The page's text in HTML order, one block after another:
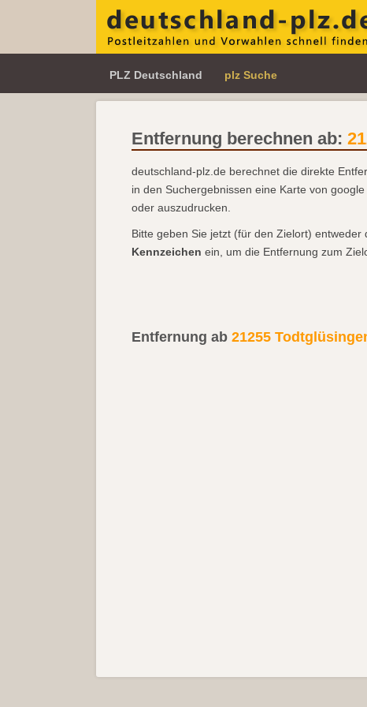
PLZ Deutschland plz Suche
Entfernung berechnen ab:
deutschland-plz.de berechnet die direkte
in den Suchergebnissen eine Karte von
oder auszudrucken.
Bitte geben Sie jetzt (für den Zielort) entweder
Kennzeichen ein, um die Entfernung zum
Entfernung ab 21255